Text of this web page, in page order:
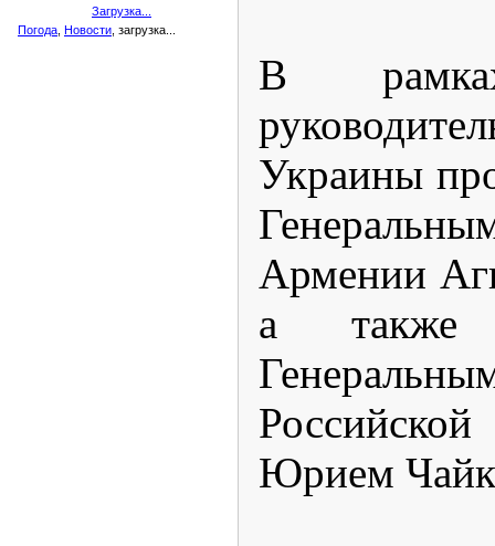
Загрузка...
Погода Новости , загрузка...
В
Украины
Армении
а также
Юрием